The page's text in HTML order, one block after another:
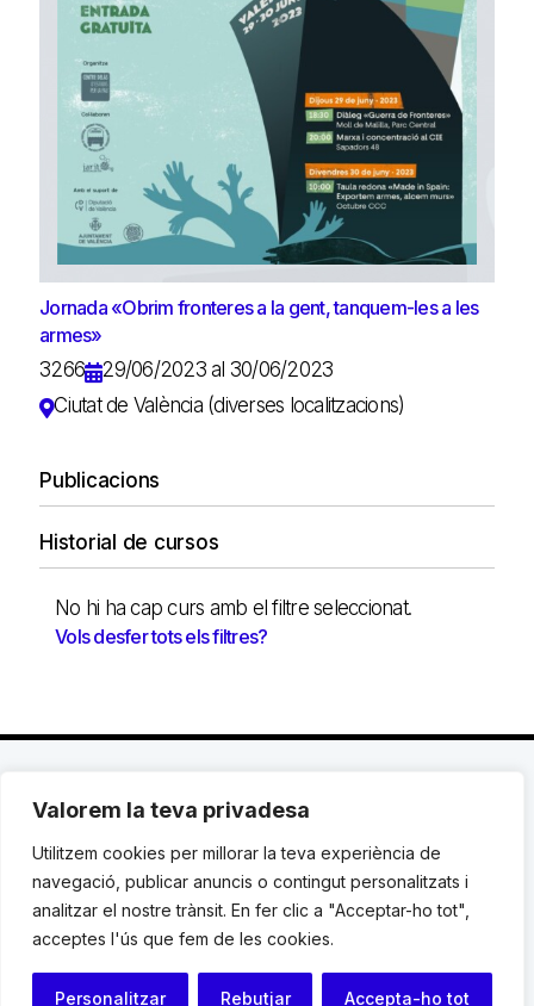
Valorem la teva privadesa
Utilitzem cookies per millorar la teva experiència de
navegació, publicar anuncis o contingut personalitzats i
analitzar el nostre trànsit. En fer clic a "Acceptar-ho tot",
acceptes l'ús que fem de les cookies.
Personalitzar Rebutjar Accepta-ho tot
Jornada «Obrim fronteres a la gent, tanquem-les a les
armes»
3266
29/06/2023 al 30/06/2023
Ciutat de València (diverses localitzacions)
Publicacions
Historial de cursos
No hi ha cap curs amb el filtre seleccionat.
Vols desfer tots els filtres?
C. Avinyó 44, 2n | 08002 Barcelona |
119 03 72|institut@idhc.org
© Institut de Drets Humans de Catalunya.
Avis legal|Cookies|Contacte